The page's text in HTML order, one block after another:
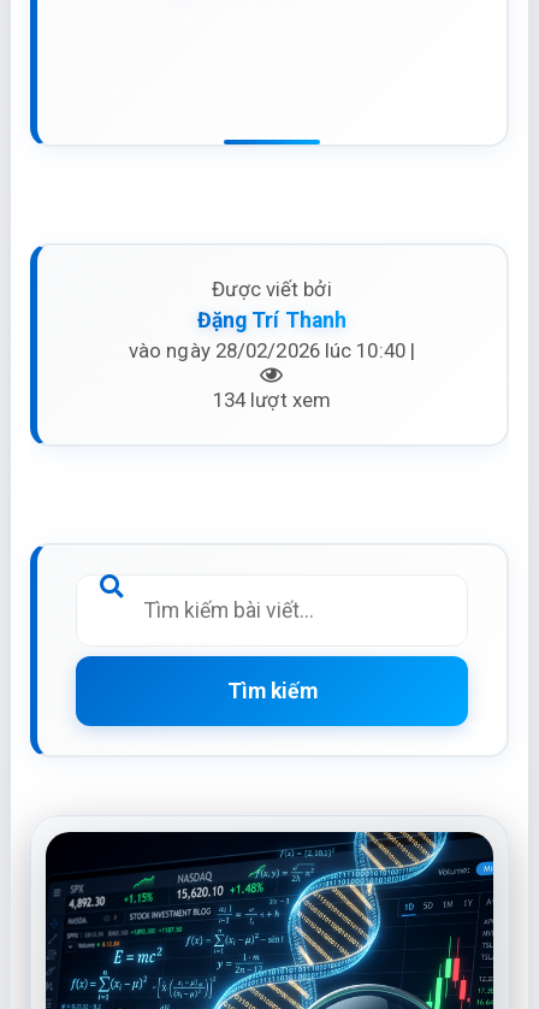
Được viết bởi
Đặng Trí Thanh
vào ngày 28/02/2026 lúc 10:40 |
134 lượt xem
Tìm kiếm